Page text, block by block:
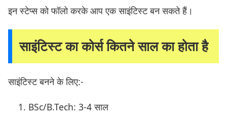
इन स्टेप्स को फॉलो करके आप एक साइंटिस्ट बन सकते हैं।
साइंटिस्ट का कोर्स कितने साल का होता है
साइंटिस्ट बनने के लिए:-
BSc/B.Tech: 3-4 साल